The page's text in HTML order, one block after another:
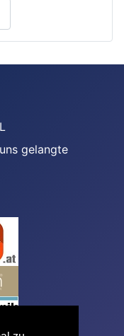
gelangte